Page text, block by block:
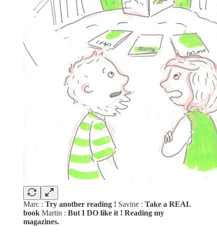
Marc : Try another reading ! Savine : Take a REAL
book Martin : But I DO like it ! Reading my
magazines.